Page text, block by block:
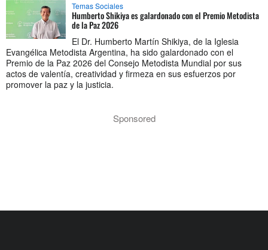
Temas Sociales
Humberto Shikiya es galardonado con el Premio Metodista
de la Paz 2026
El Dr. Humberto Martín Shikiya, de la Iglesia
Evangélica Metodista Argentina, ha sido galardonado con el
Premio de la Paz 2026 del Consejo Metodista Mundial por sus
actos de valentía, creatividad y firmeza en sus esfuerzos por
promover la paz y la justicia.
Sponsored